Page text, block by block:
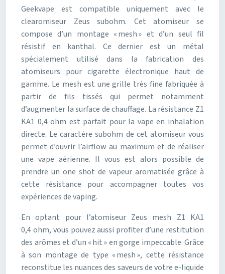
Geekvape est compatible uniquement avec le
clearomiseur Zeus subohm. Cet atomiseur se
compose d’un montage « mesh » et d’un seul fil
résistif en kanthal. Ce dernier est un métal
spécialement utilisé dans la fabrication des
atomiseurs pour cigarette électronique haut de
gamme. Le mesh est une grille très fine fabriquée à
partir de fils tissés qui permet notamment
d’augmenter la surface de chauffage. La résistance Z1
KA1 0,4 ohm est parfait pour la vape en inhalation
directe. Le caractère subohm de cet atomiseur vous
permet d’ouvrir l’airflow au maximum et de réaliser
une vape aérienne. Il vous est alors possible de
prendre un one shot de vapeur aromatisée grâce à
cette résistance pour accompagner toutes vos
expériences de vaping.
En optant pour l’atomiseur Zeus mesh Z1 KA1
0,4 ohm, vous pouvez aussi profiter d’une restitution
des arômes et d’un « hit » en gorge impeccable. Grâce
à son montage de type « mesh », cette résistance
reconstitue les nuances des saveurs de votre e-liquide